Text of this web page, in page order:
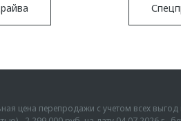
цена перепродажи с учетом всех